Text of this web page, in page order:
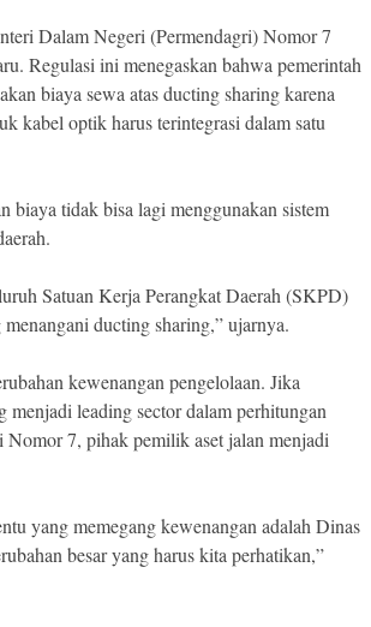
Dalam Negeri (Permendagri) Nomor 7
Regulasi ini menegaskan bahwa pemerintah
biaya sewa atas ducting sharing karena
kabel optik harus terintegrasi dalam satu
biaya tidak bisa lagi menggunakan sistem
Satuan Kerja Perangkat Daerah (SKPD)
ducting sharing,” ujarnya.
kewenangan pengelolaan. Jika
menjadi leading sector dalam perhitungan
Nomor 7, pihak pemilik aset jalan menjadi
yang memegang kewenangan adalah Dinas
besar yang harus kita perhatikan,”